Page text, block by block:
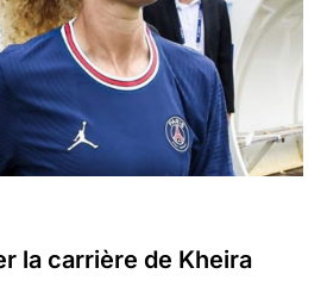
la carrière de Kheira